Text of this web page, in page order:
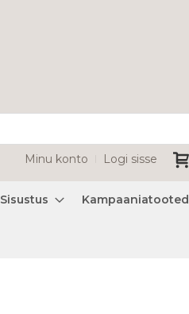
Minu konto Logi sisse
Sisustus Kampaaniatooted